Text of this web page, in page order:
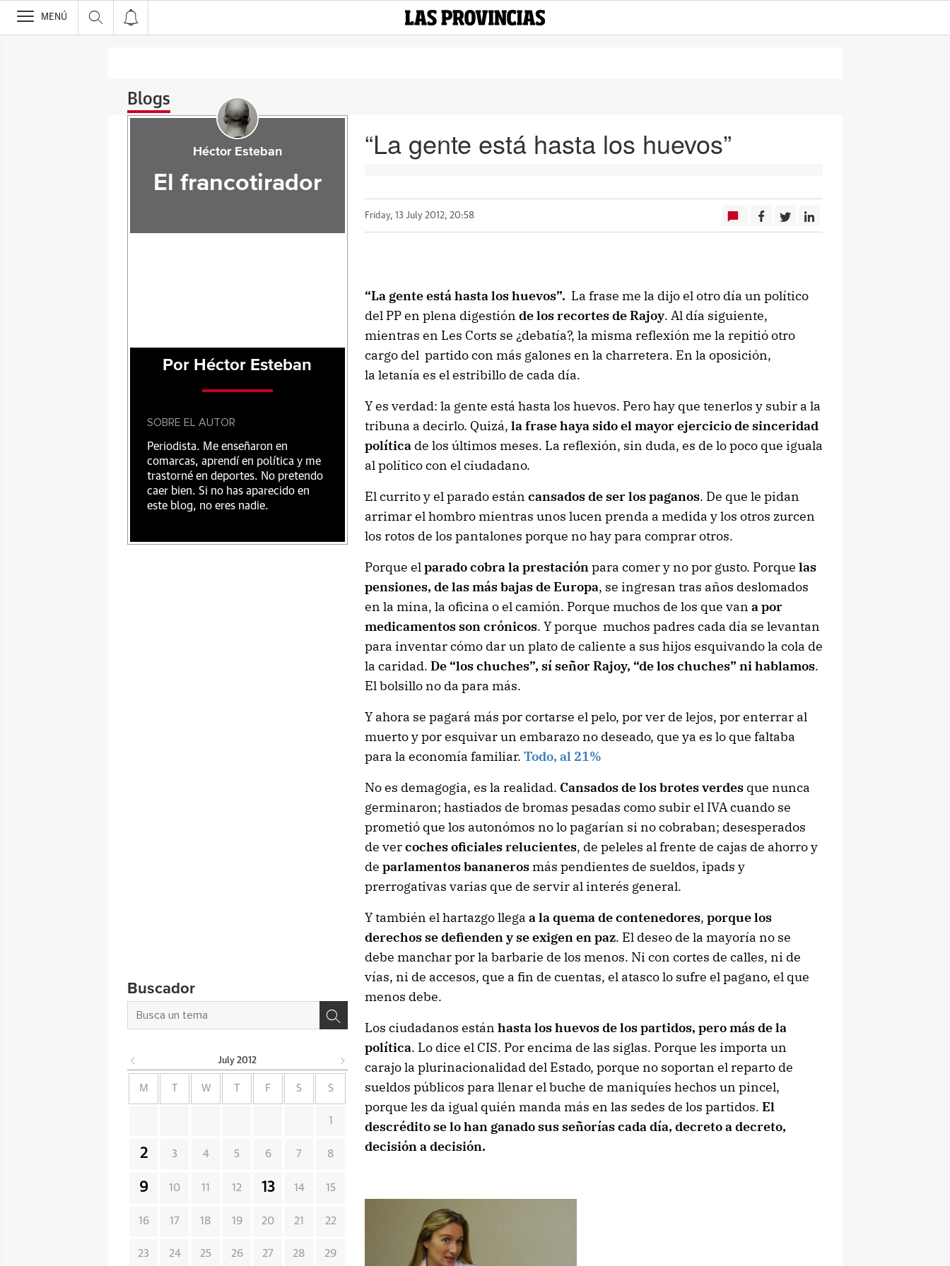
>
MENÚ
Blogs
“La gente está hasta los huevos”
Friday, 13 July 2012, 20:58
“La gente está hasta los huevos”. La frase me la dijo el otro día un político
del PP en plena digestión de los recortes de Rajoy. Al día siguiente,
mientras en Les Corts se ¿debatía?, la misma reflexión me la repitió otro
cargo del partido con más galones en la charretera. En la oposición,
la letanía es el estribillo de cada día.
Y es verdad: la gente está hasta los huevos. Pero hay que tenerlos y subir a la
tribuna a decirlo. Quizá, la frase haya sido el mayor ejercicio de sinceridad
políticade los últimos meses. La reflexión, sin duda, es de lo poco que iguala
al político con el ciudadano.
El currito y el parado están cansados de ser los paganos. De que le pidan
arrimar el hombro mientras unos lucen prenda a medida y los otros zurcen
los rotos de los pantalones porque no hay para comprar otros.
Porque elparado cobra la prestaciónpara comer y no por gusto. Porque las
pensiones, de las más bajas de Europa, se ingresan tras años deslomados
en la mina, la oficina o el camión. Porque muchos de los que van a por
medicamentos son crónicos. Y porque muchos padres cada día se levantan
para inventar cómo dar un plato de caliente a sus hijos esquivando la cola de
la caridad. De “los chuches”, sí señor Rajoy, “de los chuches” ni hablamos.
El bolsillo no da para más.
Y ahora se pagará más por cortarse el pelo, por ver de lejos, por enterrar al
muerto y por esquivar un embarazo no deseado, que ya es lo que faltaba
para la economía familiar. Todo, al 21%
No es demagogia, es la realidad. Cansados de los brotes verdesque nunca
germinaron; hastiados de bromas pesadas como subir el IVA cuando se
prometió que los autonómos no lo pagarían si no cobraban; desesperados
de vercoches oficiales relucientes, de peleles al frente de cajas de ahorro y
de parlamentos bananerosmás pendientes de sueldos, ipads y
prerrogativas varias que de servir al interés general.
Y también el hartazgo llega a la quema de contenedores, porque los
derechos se defienden y se exigen en paz. El deseo de la mayoría no se
debe manchar por la barbarie de los menos. Ni con cortes de calles, ni de
vías, ni de accesos, que a fin de cuentas, el atasco lo sufre el pagano, el que
menos debe.
Los ciudadanos están hasta los huevos de los partidos, pero más de la
política. Lo dice el CIS. Por encima de las siglas. Porque les importa un
carajo la plurinacionalidad del Estado, porque no soportan el reparto de
sueldos públicos para llenar el buche de maniquíes hechos un pincel,
porque les da igual quién manda más en las sedes de los partidos. El
descrédito se lo han ganado sus señorías cada día, decreto a decreto,
decisión a decisión.
Héctor Esteban
El francotirador
Por Héctor Esteban
SOBRE EL AUTOR
Periodista. Me enseñaron en
comarcas, aprendí en política y me
trastorné en deportes. No pretendo
caer bien. Si no has aparecido en
este blog, no eres nadie.
Buscador
July 2012
M W F S S
1
2 3 4 5 6 7 8
9 10 11 12 13 14 15
16 17 18 19 20 21 22
23 24 25 26 27 28 29